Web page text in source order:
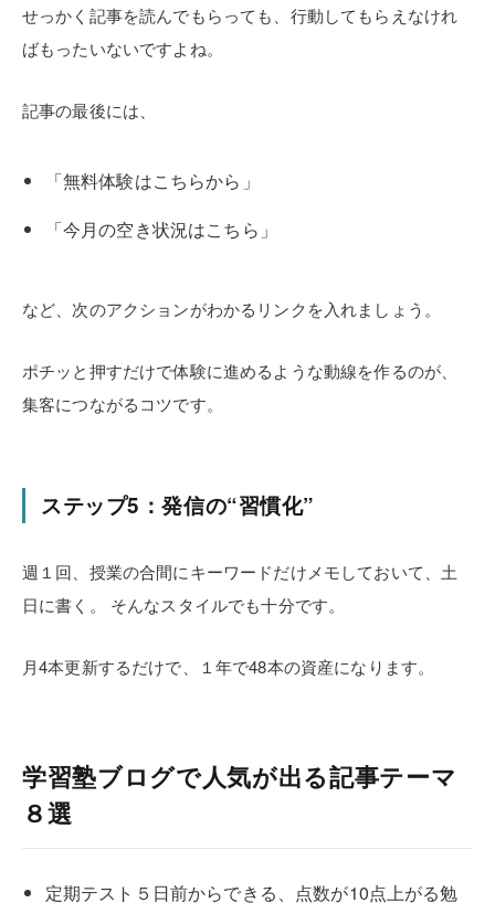
せっかく記事を読んでもらっても、行動してもらえなけれ
ばもったいないですよね。
記事の最後には、
「無料体験はこちらから」
「今月の空き状況はこちら」
など、次のアクションがわかるリンクを入れましょう。
ポチッと押すだけで体験に進めるような動線を作るのが、
集客につながるコツです。
ステップ5：発信の“習慣化”
週１回、授業の合間にキーワードだけメモしておいて、土
日に書く。
そんなスタイルでも十分です。
月4本更新するだけで、１年で48本の資産になります。
学習塾ブログで人気が出る記事テーマ
８選
定期テスト５日前からできる、点数が10点上がる勉